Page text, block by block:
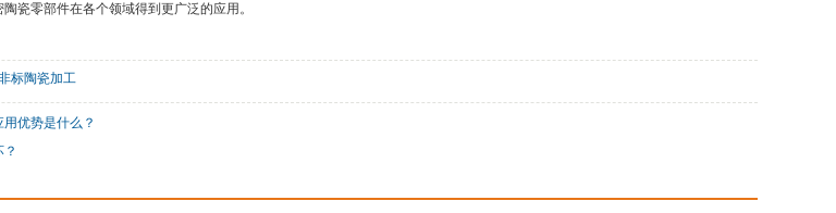
瓷零部件在各个领域得到更广泛的应用。
标陶瓷加工
优势是什么？